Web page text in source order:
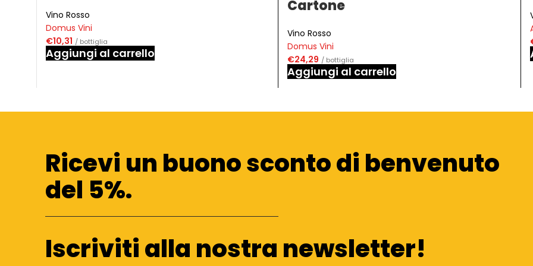
Vino Rosso
Domus Vini
€10,31 / bottiglia
Aggiungi al carrello
Cartone
Vino Rosso
Domus Vini
€24,29 / bottiglia
Aggiungi al carrello
Ricevi un buono sconto di benvenuto
del 5%.
Iscriviti alla nostra newsletter!